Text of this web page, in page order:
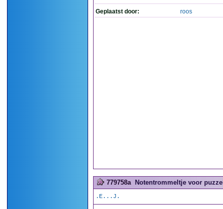
Geplaatst door: roos
779758a Notentrommeltje voor
.E...J.